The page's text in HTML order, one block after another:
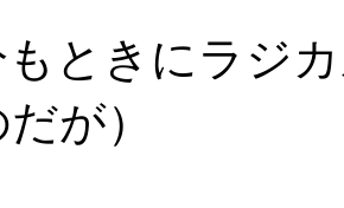
もときにラジ
が）